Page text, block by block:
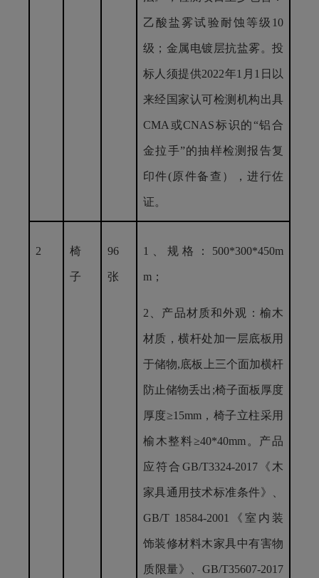
乙酸盐雾试验耐蚀等级10
级；金属电镀层抗盐雾。投
标人须提供2022年1月1日以
来经国家认可检测机构出具
CMA或CNAS标识的“铝合
金拉手”的抽样检测报告复
印件(原件备查），进行佐
证。
2 椅
子
96
张
1、规格：500*300*450m
m；
2、产品材质和外观：榆木
材质，横杆处加一层底板用
于储物,底板上三个面加横杆
防止储物丢出;椅子面板厚度
厚度≥15mm，椅子立柱采用
榆木整料≥40*40mm。产品
应符合GB/T3324-2017《木
家具通用技术标准条件》、
GB/T 18584-2001《室内装
饰装修材料木家具中有害物
质限量》、GB/T35607-2017